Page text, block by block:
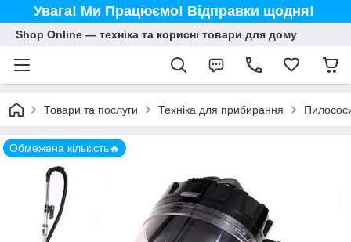
Увага! Ми Працюємо! Відправки щодня!
Shop Online — техніка та корисні товари для дому
Товари та послуги Техніка для прибирання
Обмежена кількість🔥